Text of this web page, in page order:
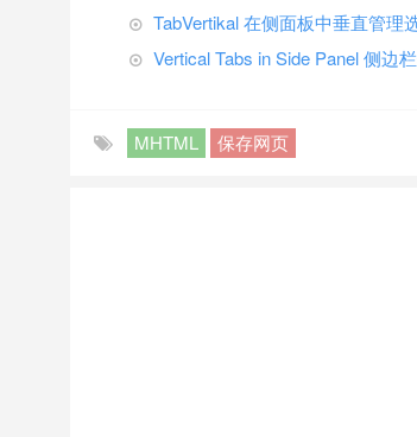
TabVertikal 在侧面板中垂直管理
Vertical Tabs in Side Panel 侧边
MHTML 保存网页